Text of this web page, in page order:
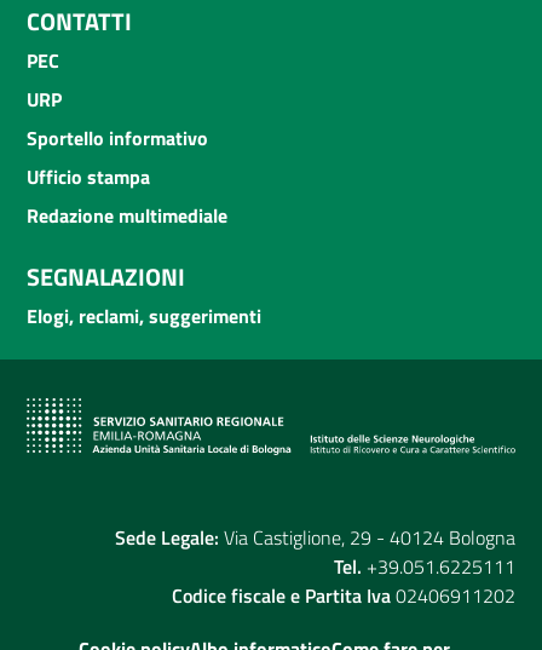
CONTATTI
PEC
URP
Sportello informativo
Ufficio stampa
Redazione multimediale
SEGNALAZIONI
Elogi, reclami, suggerimenti
Sede Legale: Via Castiglione, 29 - 40124 Bologna
Tel. +39.051.6225111
Codice fiscale e Partita Iva02406911202